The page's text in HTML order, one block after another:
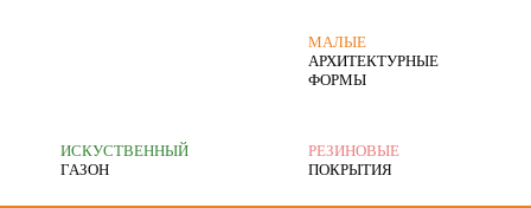
МАЛЫЕ
АРХИТЕКТУРНЫЕ
ФОРМЫ
ИСКУСТВЕННЫЙ
ГАЗОН
РЕЗИНОВЫЕ
ПОКРЫТИЯ